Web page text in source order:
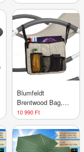
60 x 60 cm, 432l,
acél
Blumfeldt
Brentwood Bag,
tartozékok
10 990 Ft